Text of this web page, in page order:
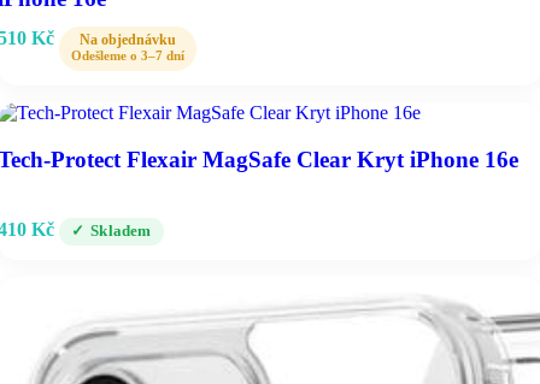
Kč
Protect Flexair MagSafe Clear Kryt iPhone 16e
Kč Skladem